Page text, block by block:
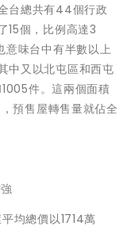
台總共有44個行政
15個，比例高達3
意味台中有半數以上
中又以北屯區和西屯
件。這兩個面積
預售屋轉售量就佔全
均總價以1714萬